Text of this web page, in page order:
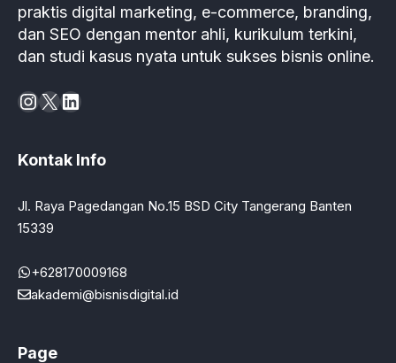
praktis digital marketing, e-commerce, branding,
dan SEO dengan mentor ahli, kurikulum terkini,
dan studi kasus nyata untuk sukses bisnis online.
Instagram
X LinkedIn
Kontak Info
Jl. Raya Pagedangan No.15 BSD City Tangerang Banten
15339
+628170009168
akademi@bisnisdigital.id
Page